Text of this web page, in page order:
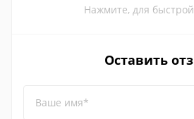
Нажмите, для
Оставить
Ваше имя*